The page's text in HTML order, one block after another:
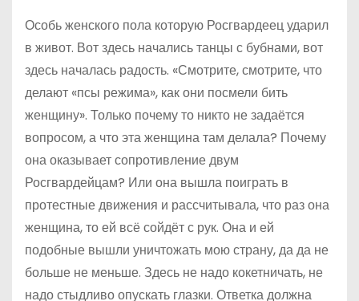
Особь женского пола которую Росгвардеец ударил
в живот. Вот здесь начались танцы с бубнами, вот
здесь началась радость. «Смотрите, смотрите, что
делают «псы режима», как они посмели бить
женщину». Только почему то никто не задаётся
вопросом, а что эта женщина там делала? Почему
она оказывает сопротивление двум
Росгвардейцам? Или она вышла поиграть в
протестные движения и рассчитывала, что раз она
женщина, то ей всё сойдёт с рук. Она и ей
подобные вышли уничтожать мою страну, да да не
больше не меньше. Здесь не надо кокетничать, не
надо стыдливо опускать глазки. Ответка должна